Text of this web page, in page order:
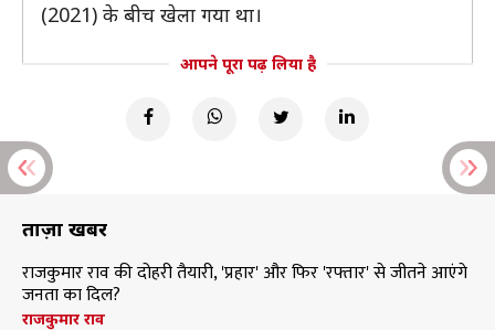
(2021) के बीच खेला गया था।
आपने पूरा पढ़ लिया है
ताज़ा खबरें
राजकुमार राव की दोहरी तैयारी, 'प्रहार' और फिर 'रफ्तार' से जीतने आएंगे
जनता का दिल?
राजकुमार राव